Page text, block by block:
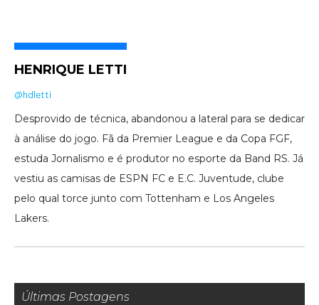
HENRIQUE LETTI
@hdletti
Desprovido de técnica, abandonou a lateral para se dedicar
à análise do jogo. Fã da Premier League e da Copa FGF,
estuda Jornalismo e é produtor no esporte da Band RS. Já
vestiu as camisas de ESPN FC e E.C. Juventude, clube
pelo qual torce junto com Tottenham e Los Angeles
Lakers.
Últimas Postagens